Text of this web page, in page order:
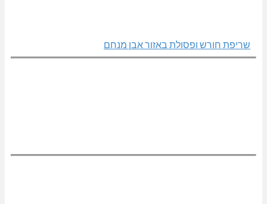
שריפת חורש ופסולת באזור אבן מנחם